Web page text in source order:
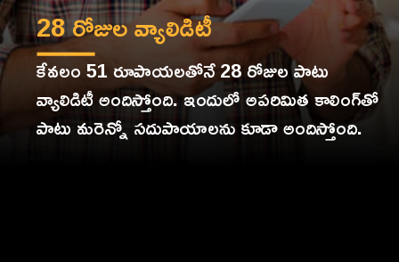
కేవలం 51 రూపాయలతోనే 28 రోజుల పాటు
వ్యాలిడిటీ అందిస్తోంది. ఇందులో అపరిమిత కాలింగ్‌తో
28 రోజుల వ్యాలిడిటీ